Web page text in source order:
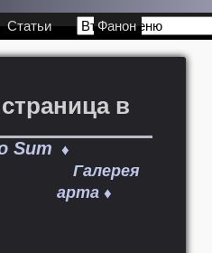
Статьи Фанон
в
Sum ♦
Галерея
арта ♦